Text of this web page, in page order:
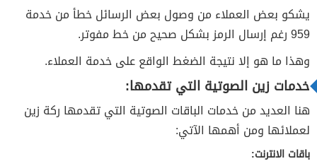
يشكو بعض العملاء من وصول بعض الرسائل خطأ من خدمة
959 رغم إرسال الرمز بشكل صحيح من خط مفوتر.
وهذا ما هو إلا نتيجة الضغط الواقع على خدمة العملاء.
خدمات زين الصوتية التي تقدمها:
هنا العديد من خدمات الباقات الصوتية التي تقدمها ركة زين
لعملائها ومن أهمها الآتي:
باقات الانترنت: